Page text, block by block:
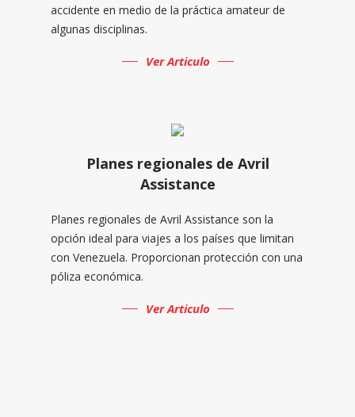
accidente en medio de la práctica amateur de
algunas disciplinas.
Ver Articulo
Planes regionales de Avril
Assistance
Planes regionales de Avril Assistance son la
opción ideal para viajes a los países que limitan
con Venezuela. Proporcionan protección con una
póliza económica.
Ver Articulo